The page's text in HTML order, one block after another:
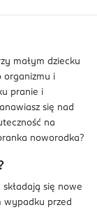
małym dziecku
organizmu i
pranie i
się nad
na
noworodka?
się nowe
wypadku przed